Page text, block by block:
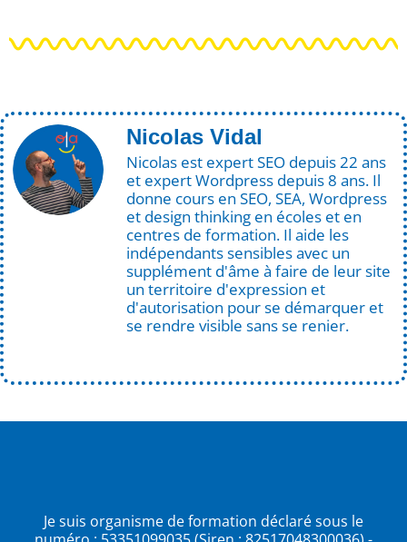
Nicolas Vidal
Nicolas est expert SEO depuis 22 ans
et expert Wordpress depuis 8 ans. Il
donne cours en SEO, SEA, Wordpress
et design thinking en écoles et en
centres de formation. Il aide les
indépendants sensibles avec un
supplément d'âme à faire de leur site
un territoire d'expression et
d'autorisation pour se démarquer et
se rendre visible sans se renier.
Je suis organisme de formation déclaré sous le